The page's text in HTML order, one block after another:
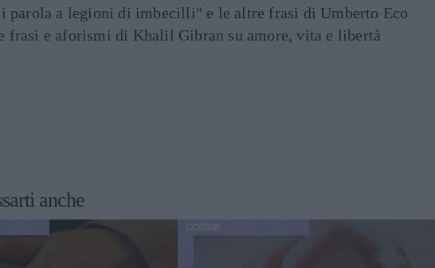
a legioni di imbecilli" e le altre frasi di Umberto Eco
frasi e aforismi di Khalil Gibran su amore, vita e libertà
anche